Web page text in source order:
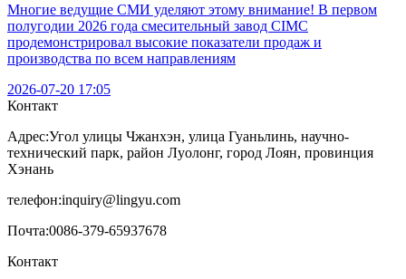
Многие ведущие СМИ уделяют этому внимание! В первом
полугодии 2026 года смесительный завод CIMC
продемонстрировал высокие показатели продаж и
производства по всем направлениям
2026-07-20 17:05
Контакт
Адрес:Угол улицы Чжанхэн, улица Гуаньлинь, научно-
технический парк, район Луолонг, город Лоян, провинция
Хэнань
телефон:inquiry@lingyu.com
Почта:0086-379-65937678
Контакт